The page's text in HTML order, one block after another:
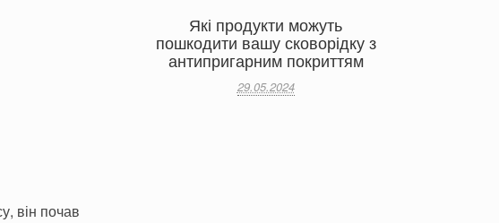
він почав
Які продукти можуть
пошкодити вашу сковорідку з
антипригарним покриттям
29.05.2024